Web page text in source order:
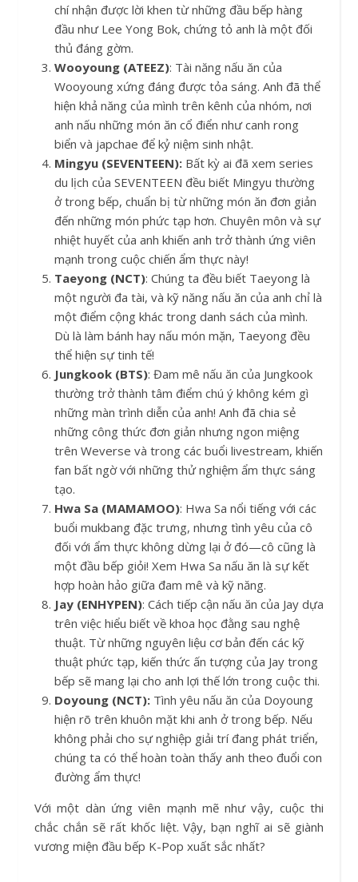
chí nhận được lời khen từ những đầu bếp hàng
đầu như Lee Yong Bok, chứng tỏ anh là một đối
thủ đáng gờm.
Wooyoung (ATEEZ): Tài năng nấu ăn của
Wooyoung xứng đáng được tỏa sáng. Anh đã thể
hiện khả năng của mình trên kênh của nhóm, nơi
anh nấu những món ăn cổ điển như canh rong
biển và japchae để kỷ niệm sinh nhật.
Mingyu (SEVENTEEN): Bất kỳ ai đã xem series
du lịch của SEVENTEEN đều biết Mingyu thường
ở trong bếp, chuẩn bị từ những món ăn đơn giản
đến những món phức tạp hơn. Chuyên môn và sự
nhiệt huyết của anh khiến anh trở thành ứng viên
mạnh trong cuộc chiến ẩm thực này!
Taeyong (NCT): Chúng ta đều biết Taeyong là
một người đa tài, và kỹ năng nấu ăn của anh chỉ là
một điểm cộng khác trong danh sách của mình.
Dù là làm bánh hay nấu món mặn, Taeyong đều
thể hiện sự tinh tế!
Jungkook (BTS): Đam mê nấu ăn của Jungkook
thường trở thành tâm điểm chú ý không kém gì
những màn trình diễn của anh! Anh đã chia sẻ
những công thức đơn giản nhưng ngon miệng
trên Weverse và trong các buổi livestream, khiến
fan bất ngờ với những thử nghiệm ẩm thực sáng
tạo.
Hwa Sa (MAMAMOO): Hwa Sa nổi tiếng với các
buổi mukbang đặc trưng, nhưng tình yêu của cô
đối với ẩm thực không dừng lại ở đó—cô cũng là
một đầu bếp giỏi! Xem Hwa Sa nấu ăn là sự kết
hợp hoàn hảo giữa đam mê và kỹ năng.
Jay (ENHYPEN): Cách tiếp cận nấu ăn của Jay dựa
trên việc hiểu biết về khoa học đằng sau nghệ
thuật. Từ những nguyên liệu cơ bản đến các kỹ
thuật phức tạp, kiến thức ấn tượng của Jay trong
bếp sẽ mang lại cho anh lợi thế lớn trong cuộc thi.
Doyoung (NCT): Tình yêu nấu ăn của Doyoung
hiện rõ trên khuôn mặt khi anh ở trong bếp. Nếu
không phải cho sự nghiệp giải trí đang phát triển,
chúng ta có thể hoàn toàn thấy anh theo đuổi con
đường ẩm thực!
Với một dàn ứng viên mạnh mẽ như vậy, cuộc thi
chắc chắn sẽ rất khốc liệt. Vậy, bạn nghĩ ai sẽ giành
vương miện đầu bếp K-Pop xuất sắc nhất?